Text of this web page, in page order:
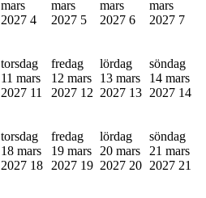
mars
2027 4
mars
2027 5
mars
2027 6
mars
2027 7
torsdag
11 mars
2027 11
fredag
12 mars
2027 12
lördag
13 mars
2027 13
söndag
14 mars
2027 14
torsdag
18 mars
2027 18
fredag
19 mars
2027 19
lördag
20 mars
2027 20
söndag
21 mars
2027 21